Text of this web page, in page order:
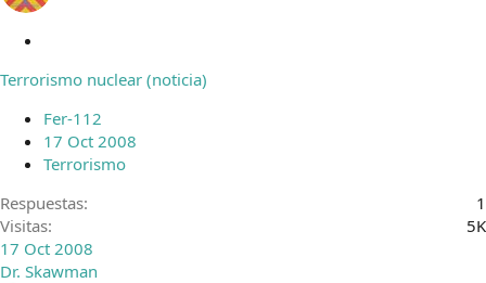
r
a
d
o
Terrorismo nuclear (noticia)
Fer-112
17 Oct 2008
Terrorismo
Respuestas
1
Visitas
5K
17 Oct 2008
Dr. Skawman